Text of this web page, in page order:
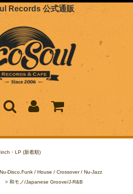
Records 公式通販
・LP (新着順)
Nu-Disco,Funk / House / Crossover / Nu-Jazz
> 和モノ/Japanese Groove/J-R&B